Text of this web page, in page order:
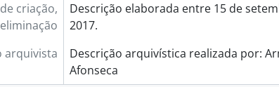
criação,
Descrição elaborada entre 15 de
2017.
arquivista
Descrição arquivística realizada por:
Afonseca